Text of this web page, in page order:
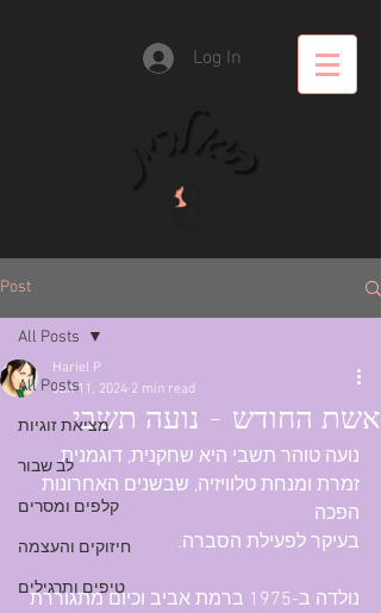
Log In
Post
All Posts
מציאת זוגיות
לב שבור
קלפים ומסרים
חיזוקים והעצמה
טיפים ותרגילים
All Posts
אשת החודש - נועה תשבי
Hariel P
Jun 11, 2024 2 min read
נועה טוהר תשבי היא שחקנית, דוגמנית,
זמרת ומנחת טלוויזיה, שבשנים האחרונות
הפכה
בעיקר לפעילת הסברה.
נולדה ב-1975 ברמת אביב וכיום מתגוררת